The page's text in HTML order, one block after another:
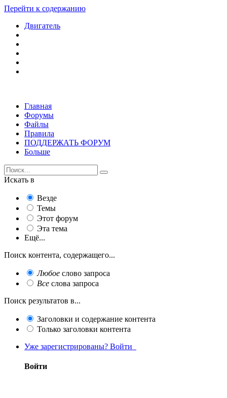
Перейти к содержанию
Двигатель
Главная
Форумы
Файлы
Правила
ПОДДЕРЖАТЬ ФОРУМ
Больше
Искать в
Везде
Темы
Этот форум
Эта тема
Ещё...
Поиск контента, содержащего...
Любое слово запроса
Все слова запроса
Поиск результатов в...
Заголовки и содержание контента
Только заголовки контента
Уже зарегистрированы? Войти
Войти